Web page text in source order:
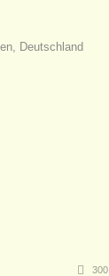
Deutschland
300